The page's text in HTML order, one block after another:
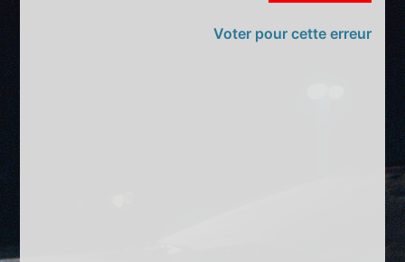
Voter pour cette erreur